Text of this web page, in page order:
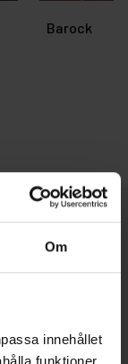
Om
innehållet
funktioner
Barock
snabbt och
tegelsorter.